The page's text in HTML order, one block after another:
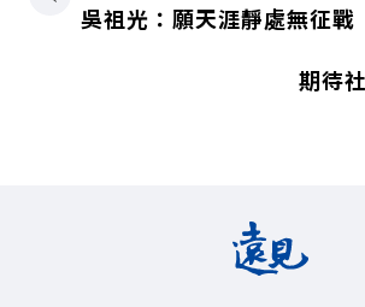
吳祖光：願天涯靜處無征戰
期待